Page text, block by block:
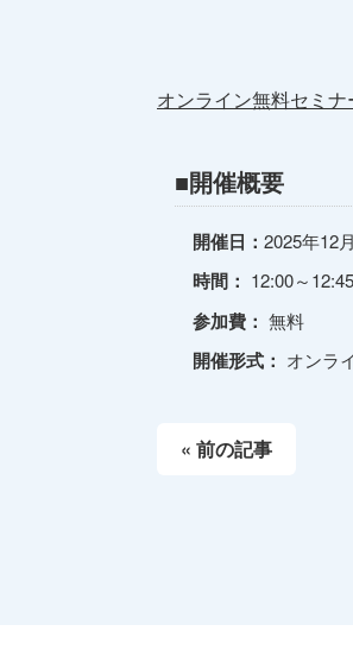
オンライン無料セミ
■開催概要
開催日： 2025年12
時間： 12:00～
参加費： 無料
開催形式： オンラ
« 前の記事